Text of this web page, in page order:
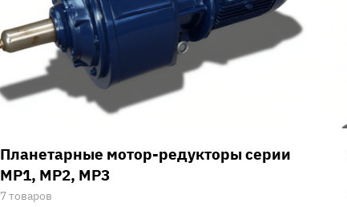
Планетарные мотор-редукторы серии
МР1, МР2, МР3
7 товаров